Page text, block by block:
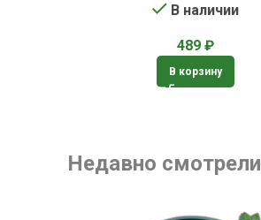
В наличии
489₽
В корзину
Недавно смотрели